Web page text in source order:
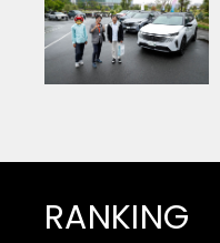
RANKING